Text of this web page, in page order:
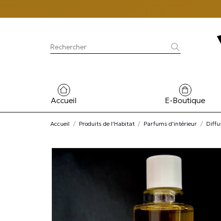
Accueil E-Boutique
Accueil Produits de l'Habitat Parfums d'intérieur